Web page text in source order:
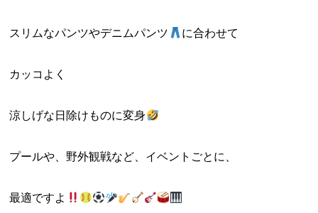
スリムなパンツやデニムパンツ に合わせて
カッコよく
涼しげな日除けものに変身
プールや、野外観戦など、イベントごとに、
最適ですよ